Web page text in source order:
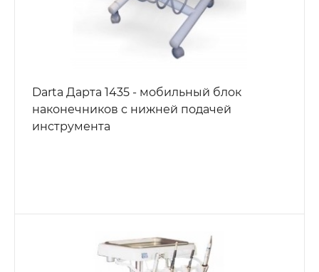
Darta Дарта 1435 - мобильный блок
наконечников с нижней подачей
инструмента